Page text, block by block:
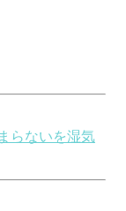
らないを湿気